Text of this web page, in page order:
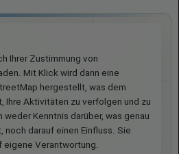
Ihrer Zustimmung von
Mit Klick wird dann eine
hergestellt, was dem
Ihre Aktivitäten zu verfolgen und zu
Kenntnis darüber, was genau
noch darauf einen Einfluss. Sie
eigene Verantwortung.